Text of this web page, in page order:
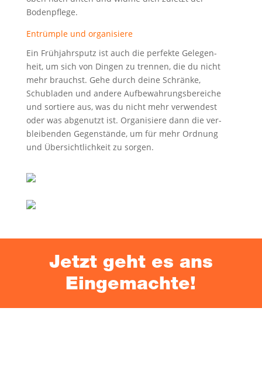
Bodenpflege.
Ent­rüm­p­le und organisiere
Ein Früh­jahrs­putz ist auch die per­fek­te Gele­gen­
heit, um sich von Din­gen zu tren­nen, die du nicht
mehr brauchst. Gehe durch dei­ne Schrän­ke,
Schub­la­den und ande­re Auf­be­wah­rungs­be­rei­che
und sor­tie­re aus, was du nicht mehr ver­wen­dest
oder was abge­nutzt ist. Orga­ni­sie­re dann die ver­
blei­ben­den Gegen­stän­de, um für mehr Ord­nung
und Über­sicht­lich­keit zu sorgen.
Jetzt geht es ans
Eingemachte!